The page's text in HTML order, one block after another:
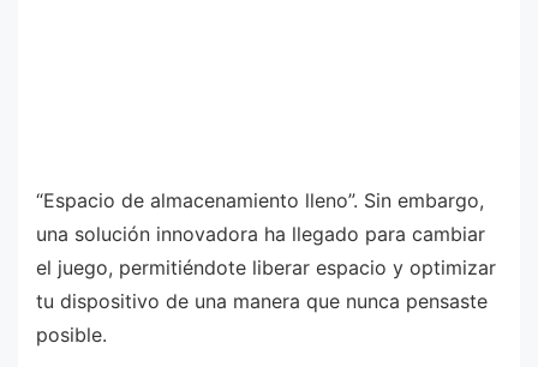
“Espacio de almacenamiento lleno”. Sin embargo,
una solución innovadora ha llegado para cambiar
el juego, permitiéndote liberar espacio y optimizar
tu dispositivo de una manera que nunca pensaste
posible.